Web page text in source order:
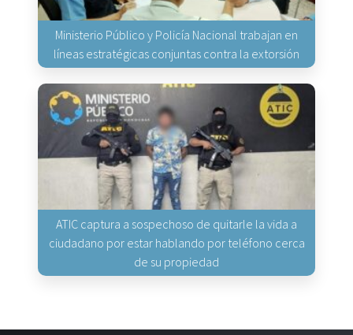
Ministerio Público y Policía Nacional trabajan en
líneas estratégicas conjuntas contra la extorsión
ATIC captura a sospechoso de quitarle la vida a
ciudadano por estar hablando por teléfono cerca
de su propiedad